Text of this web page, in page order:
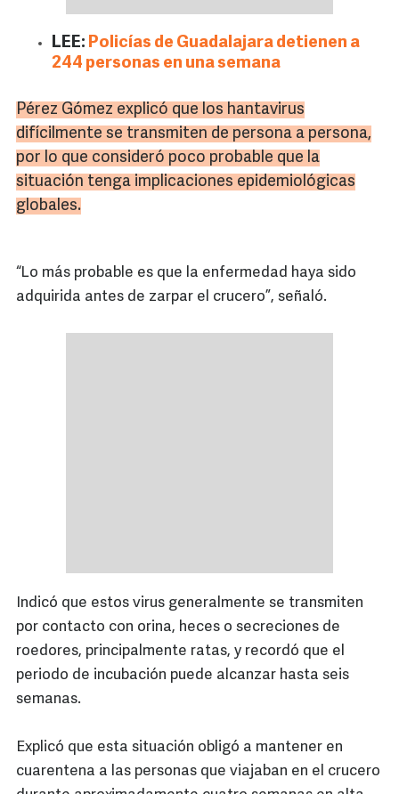
LEE: Policías de Guadalajara detienen a
244 personas en una semana
Pérez Gómez explicó que los hantavirus
difícilmente se transmiten de persona a persona,
por lo que consideró poco probable que la
situación tenga implicaciones epidemiológicas
globales.
“Lo más probable es que la enfermedad haya sido
adquirida antes de zarpar el crucero”, señaló.
Indicó que estos virus generalmente se transmiten
por contacto con orina, heces o secreciones de
roedores, principalmente ratas, y recordó que el
periodo de incubación puede alcanzar hasta seis
semanas.
Explicó que esta situación obligó a mantener en
cuarentena a las personas que viajaban en el crucero